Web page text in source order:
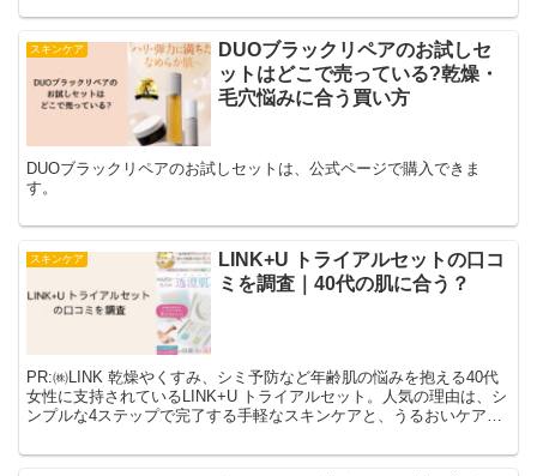
にうるおいを与えてしっかりとキープしてくれる美容液です。
スキンケア
DUOブラックリペアのお試しセ
ットはどこで売っている?乾燥・
毛穴悩みに合う買い方
DUOブラックリペアのお試しセットは、公式ページで購入できま
す。
スキンケア
LINK+U トライアルセットの口コ
ミを調査｜40代の肌に合う？
PR:㈱LINK 乾燥やくすみ、シミ予防など年齢肌の悩みを抱える40代
女性に支持されているLINK+U トライアルセット。人気の理由は、シ
ンプルな4ステップで完了する手軽なスキンケアと、うるおいケアに